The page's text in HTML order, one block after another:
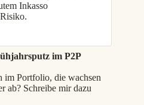
Inkasso
im P2P
im Portfolio, die wachsen
ab? Schreibe mir dazu